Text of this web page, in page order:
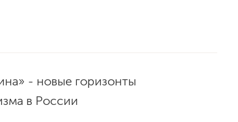
- новые горизонты
в России